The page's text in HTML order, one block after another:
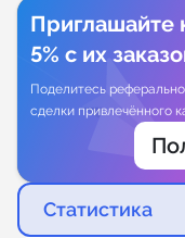
Приглашайте
5% с их
Поделитесь
сделки привлечённого
Статистика